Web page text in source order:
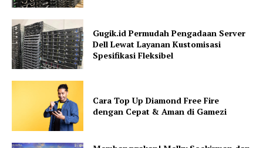
Gugik.id Permudah Pengadaan Server
Dell Lewat Layanan Kustomisasi
Spesifikasi Fleksibel
Cara Top Up Diamond Free Fire
dengan Cepat & Aman di Gamezi